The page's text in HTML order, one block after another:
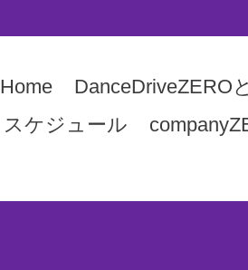
Home DanceDriveZERO
スケジュール